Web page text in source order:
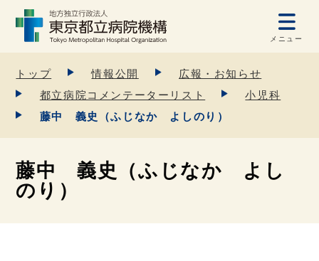
メニュー
トップ 情報公開
広報・お知らせ
都立病院コメンテーターリスト
小児科
藤中 義史（ふじなか よしのり）
藤中 義史（ふじなか よし
のり）